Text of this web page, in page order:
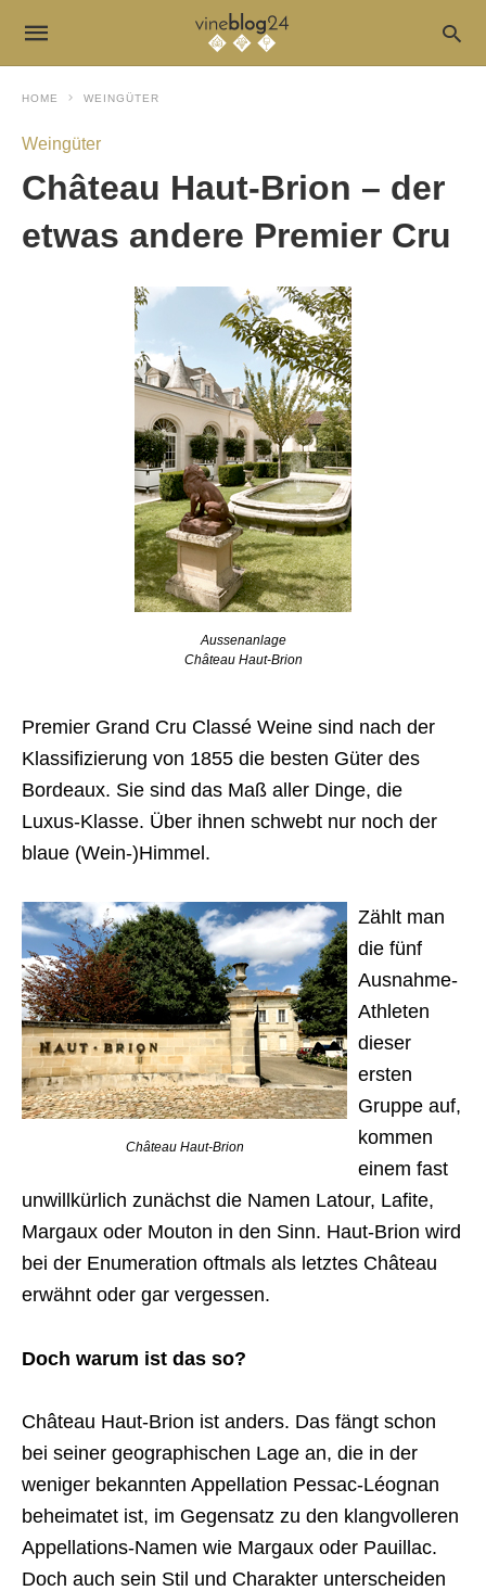
HOME WEINGÜTER
Weingüter
Château Haut-Brion – der
etwas andere Premier Cru
Aussenanlage
Château Haut-Brion
Premier Grand Cru Classé Weine sind nach der
Klassifizierung von 1855 die besten Güter des
Bordeaux. Sie sind das Maß aller Dinge, die
Luxus-Klasse. Über ihnen schwebt nur noch der
blaue (Wein-)Himmel.
Château Haut-Brion
Zählt man
die fünf
Ausnahme-
Athleten
dieser
ersten
Gruppe auf,
kommen
einem fast
unwillkürlich zunächst die Namen Latour, Lafite,
Margaux oder Mouton in den Sinn. Haut-Brion wird
bei der Enumeration oftmals als letztes Château
erwähnt oder gar vergessen.
Doch warum ist das so?
Château Haut-Brion ist anders. Das fängt schon
bei seiner geographischen Lage an, die in der
weniger bekannten Appellation Pessac-Léognan
beheimatet ist, im Gegensatz zu den klangvolleren
Appellations-Namen wie Margaux oder Pauillac.
Doch auch sein Stil und Charakter unterscheiden